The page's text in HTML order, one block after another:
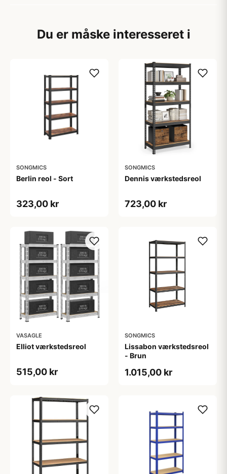
Du er måske interesseret i
SONGMICS
Berlin reol - Sort
323,00 kr
SONGMICS
Dennis værkstedsreol
723,00 kr
VASAGLE
Elliot værkstedsreol
515,00 kr
SONGMICS
Lissabon værkstedsreol
- Brun
1.015,00 kr